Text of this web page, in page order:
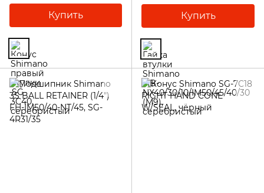
Купить Купить